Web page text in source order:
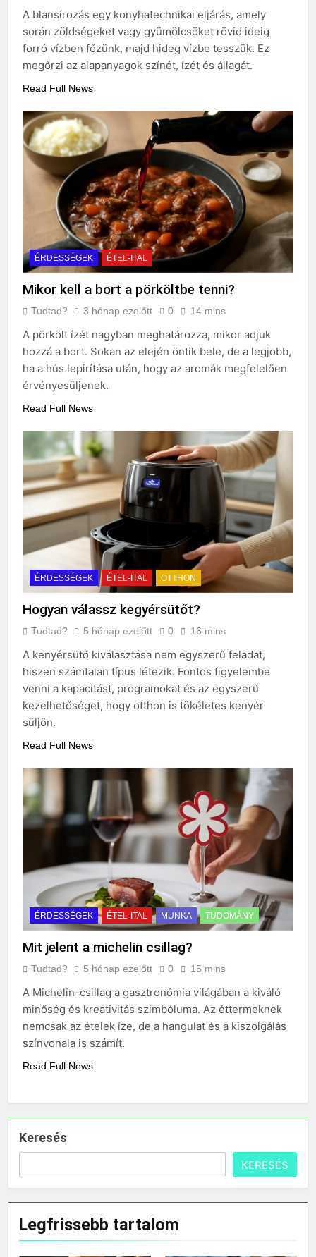
A blansírozás egy konyhatechnikai eljárás, amely
során zöldségeket vagy gyümölcsöket rövid ideig
forró vízben főzünk, majd hideg vízbe tesszük. Ez
megőrzi az alapanyagok színét, ízét és állagát.
Read Full News
ÉRDESSÉGEK ÉTEL-ITAL
Mikor kell a bort a pörköltbe tenni?
Tudtad? 3 hónap ezelőtt 0 14 mins
A pörkölt ízét nagyban meghatározza, mikor adjuk
hozzá a bort. Sokan az elején öntik bele, de a legjobb,
ha a hús lepirítása után, hogy az aromák megfelelően
érvényesüljenek.
Read Full News
ÉRDESSÉGEK ÉTEL-ITAL OTTHON
Hogyan válassz kegyérsütőt?
Tudtad? 5 hónap ezelőtt 0 16 mins
A kenyérsütő kiválasztása nem egyszerű feladat,
hiszen számtalan típus létezik. Fontos figyelembe
venni a kapacitást, programokat és az egyszerű
kezelhetőséget, hogy otthon is tökéletes kenyér
süljön.
Read Full News
ÉRDESSÉGEK ÉTEL-ITAL MUNKA TUDOMÁNY
Mit jelent a michelin csillag?
Tudtad? 5 hónap ezelőtt 0 15 mins
A Michelin-csillag a gasztronómia világában a kiváló
minőség és kreativitás szimbóluma. Az éttermeknek
nemcsak az ételek íze, de a hangulat és a kiszolgálás
színvonala is számít.
Read Full News
Keresés
KERESÉS
Legfrissebb tartalom